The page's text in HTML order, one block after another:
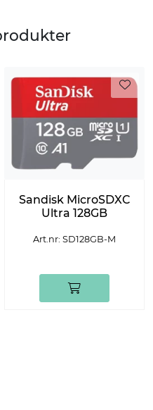
Sandisk MicroSDXC
Ultra 128GB
Art.nr: SD128GB-M